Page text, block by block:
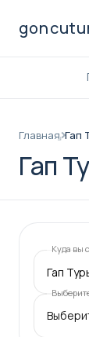
Главная Гап
Гап
Куда вы
Гап